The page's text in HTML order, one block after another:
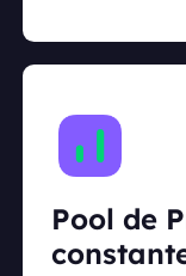
Pool de